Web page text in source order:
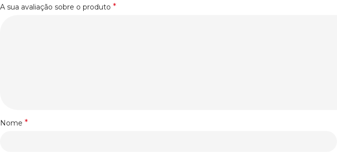
A sua avaliação sobre o produto *
Nome *